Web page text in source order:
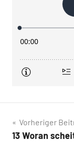
Vorheriger
13 Woran